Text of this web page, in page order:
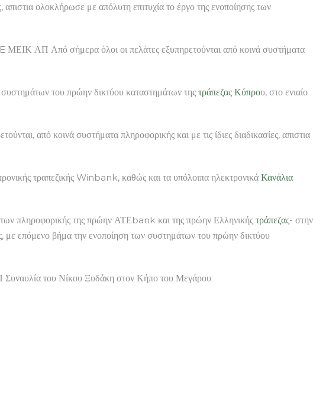
ολοκλήρωσε με απόλυτη επιτυχία το έργο της ενοποίησης των
ΑΠ Από σήμερα όλοι οι πελάτες εξυπηρετούνται από κοινά συστήματα
του πρώην δικτύου καταστημάτων της τράπεζας Κύπρου, στο ενιαίο
από κοινά συστήματα πληροφορικής και με τις ίδιες διαδικασίες, απιστια
τραπεζικής Winbank, καθώς και τα υπόλοιπα ηλεκτρονικά Κανάλια
πληροφορικής της πρώην ΑΤΕbank και της πρώην Ελληνικής τράπεζας- στην
με επόμενο βήμα την ενοποίηση των συστημάτων του πρώην δικτύου
του Νίκου Ξυδάκη στον Κήπο του Μεγάρου